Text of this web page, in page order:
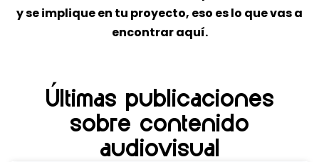
y se implique en tu proyecto, eso es lo que vas a
encontrar aquí.
Últimas publicaciones
sobre contenido
audiovisual